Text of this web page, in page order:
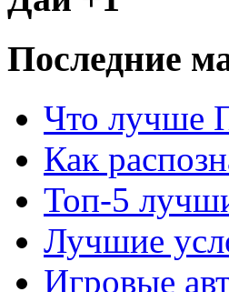
Последние
Что лучше
Как
Топ-5
Лучшие
Игровые